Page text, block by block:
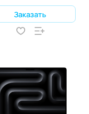
Заказать